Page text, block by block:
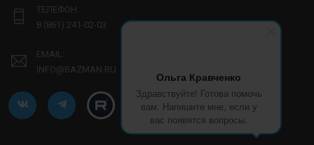
Ольга Кравченко
Здравствуйте! Готова помочь
вам. Напишите мне, если у
вас появятся вопросы.
ТЕЛЕФОН:
8 (861) 241-02-03
EMAIL:
INFO@BAZMAN.RU